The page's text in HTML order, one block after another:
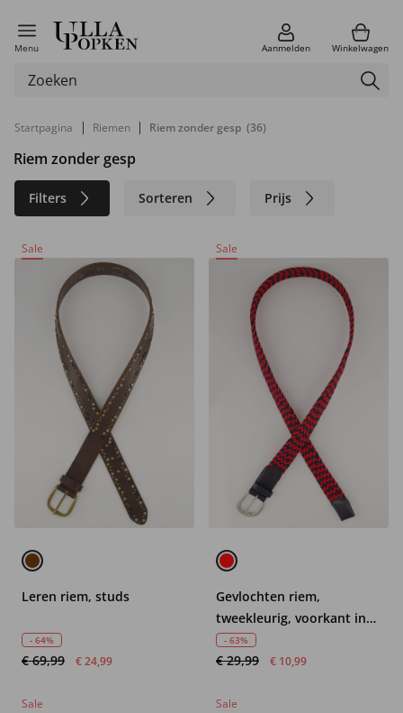
Menu Aanmelden Winkelwagen
Startpagina | Riemen | Riem zonder gesp (36)
Riem zonder gesp
Filters Sorteren Prijs
Merk
Sale
Leren riem, studs
- 64%
€ 69,99 € 24,99
Sale
Gevlochten riem,
tweekleurig, voorkant in
leerlook
- 63%
€ 29,99 € 10,99
Sale Sale